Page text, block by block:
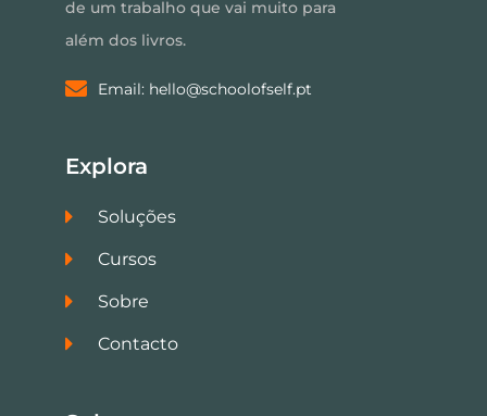
de um trabalho que vai muito para
além dos livros.
Email: hello@schoolofself.pt
Explora
Soluções
Cursos
Sobre
Contacto